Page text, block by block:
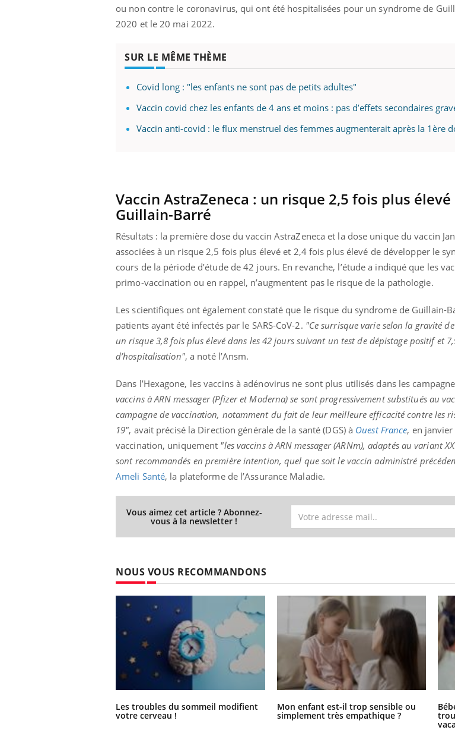
ou non contre le coronavirus, qui ont été hospitalisées pour un syndrome de
2020 et le 20 mai 2022.
SUR LE MÊME THÈME
Covid long : "les enfants ne sont pas de petits adultes"
Vaccin covid chez les enfants de 4 ans et moins : pas d’effets secondaires
Vaccin anti-covid : le flux menstruel des femmes augmenterait après la 1ère
Vaccin AstraZeneca : un risque 2,5 fois plus
Guillain-Barré
Résultats : la première dose du vaccin AstraZeneca et la dose unique du vaccin
associées à un risque 2,5 fois plus élevé et 2,4 fois plus élevé de développer le
cours de la période d’étude de 42 jours. En revanche, l’étude a indiqué que les
primo-vaccination ou en rappel, n’augmentent pas le risque de la pathologie.
Les scientifiques ont également constaté que le risque du syndrome de Guillain-
patients ayant été infectés par le SARS-CoV-2. "Ce surrisque varie selon la gravité
un risque 3,8 fois plus élevé dans les 42 jours suivant un test de dépistage positif et
d’hospitalisation", a noté l’Ansm.
Dans l’Hexagone, les vaccins à adénovirus ne sont plus utilisés dans les
vaccins à ARN messager (Pfizer et Moderna) se sont progressivement substitués au
campagne de vaccination, notamment du fait de leur meilleure efficacité contre les
19", avait précisé la Direction générale de la santé (DGS) à Ouest France, en
vaccination, uniquement "les vaccins à ARN messager (ARNm), adaptés au variant
sont recommandés en première intention, quel que soit le vaccin administré
Ameli Santé, la plateforme de l’Assurance Maladie.
Vous aimez cet article ? Abonnez-
vous à la newsletter !
NOUS VOUS RECOMMANDONS
Les troubles du sommeil modifient
votre cerveau !
Mon enfant est-il trop sensible ou
simplement très empathique ?